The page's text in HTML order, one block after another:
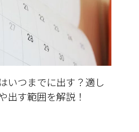
いつまでに出す？適し
出す範囲を解説！